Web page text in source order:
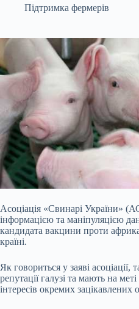
Підтримка фермерів
Асоціація «Свинарі України»
інформацією та маніпуляцією
кандидата вакцини проти
країні.
Як говориться у заяві асоціації,
репутації галузі та мають на
інтересів окремих зацікавлених